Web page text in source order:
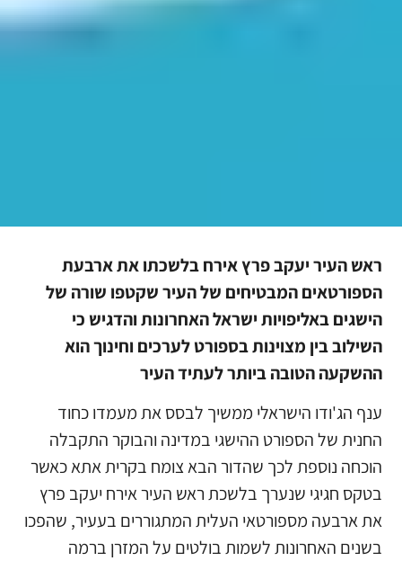
ראש העיר יעקב פרץ אירח בלשכתו את ארבעת
הספורטאים המבטיחים של העיר שקטפו שורה של
הישגים באליפויות ישראל האחרונות והדגיש כי
השילוב בין מצוינות בספורט לערכים וחינוך הוא
ההשקעה הטובה ביותר לעתיד העיר
ענף הג'ודו הישראלי ממשיך לבסס את מעמדו כחוד
החנית של הספורט ההישגי במדינה והבוקר התקבלה
הוכחה נוספת לכך שהדור הבא צומח בקרית אתא כאשר
בטקס חגיגי שנערך בלשכת ראש העיר אירח יעקב פרץ
את ארבעה מספורטאי העלית המתגוררים בעעיר, שהפכו
בשנים האחרונות לשמות בולטים על המזרן ברמה